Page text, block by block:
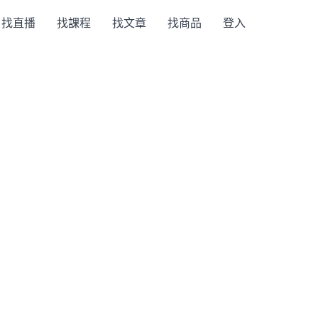
找直播 找課程 找文章 找商品 登入